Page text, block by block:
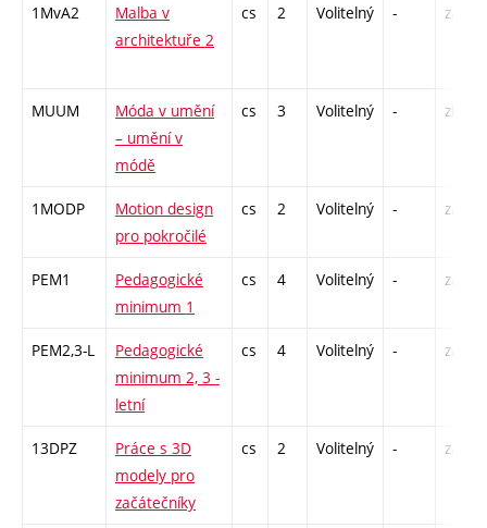
1MvA2
Malba v
architektuře 2
cs 2 Volitelný - zá
MUUM
Móda v umění
– umění v
módě
cs 3 Volitelný - zk
1MODP
Motion design
pro pokročilé
cs 2 Volitelný - zá
PEM1
Pedagogické
minimum 1
cs 4 Volitelný - zá
PEM2,3-L
Pedagogické
minimum 2, 3 -
letní
cs 4 Volitelný - zá
13DPZ
Práce s 3D
modely pro
začátečníky
cs 2 Volitelný - zá